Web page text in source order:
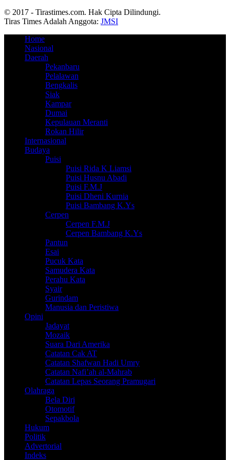
© 2017 - Tirastimes.com. Hak Cipta Dilindungi.
Tiras Times Adalah Anggota: JMSI
Home
Nasional
Daerah
Pekanbaru
Pelalawan
Bengkalis
Siak
Kampar
Dumai
Kepulauan Meranti
Rokan Hilir
Internasional
Budaya
Puisi
Puisi Rida K Liamsi
Puisi Husnu Abadi
Puisi F.M.J
Puisi Dheni Kurnia
Puisi Bambang K.Ys
Cerpen
Cerpen F.M.J
Cerpen Bambang K.Ys
Pantun
Esai
Pucuk Kata
Samudera Kata
Perahu Kata
Syair
Gurindam
Manusia dan Peristiwa
Opini
Jadayat
Mozaik
Suara Dari Amerika
Catatan Cak AT
Catatan Shafwan Hadi Umry
Catatan Nafi’ah al-Mahrab
Catatan Lepas Seorang Pramugari
Olahraga
Bela Diri
Otomotif
Sepakbola
Hukum
Politik
Advertorial
Indeks